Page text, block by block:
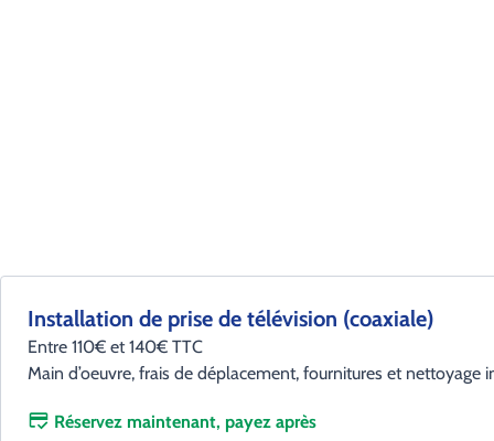
Installation de prise de télévision (coaxiale)
Entre 110€ et 140€ TTC
Main d’oeuvre, frais de déplacement, fournitures et nettoyage
Réservez maintenant, payez après